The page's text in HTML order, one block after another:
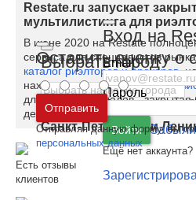
Выбрать город
Москва и
Московская
Санкт-Петербург и
Вход на
Email
Пароль
Войти
Ещё нет аккаунта?
Restate.ru запускает
мультилистинга для
В июне 2020 на Restate
сервиса для специалистов
каталог риэлторов и брокеров,
находитесь, ибесплатный
для профессионалов - закрытая
делением комиссии.
Есть отзывы
клиентов
Оставить оценку о
Отправить
Отправляя данную форму, вы
персональных данных